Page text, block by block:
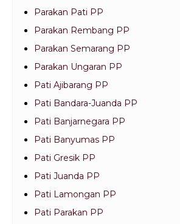
Parakan Pati PP
Parakan Rembang PP
Parakan Semarang PP
Parakan Ungaran PP
Pati Ajibarang PP
Pati Bandara-Juanda PP
Pati Banjarnegara PP
Pati Banyumas PP
Pati Gresik PP
Pati Juanda PP
Pati Lamongan PP
Pati Parakan PP